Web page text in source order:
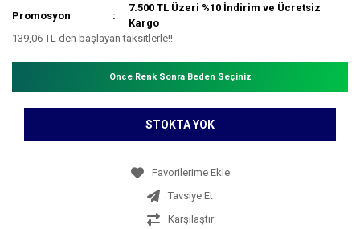
Promosyon
7.500 TL Üzeri %10 İndirim ve Ücretsiz
Kargo
139,06 TL den başlayan taksitlerle!!
Önce Renk Sonra Beden Seçiniz
STOKTA YOK
Tavsiye Et
Karşılaştır